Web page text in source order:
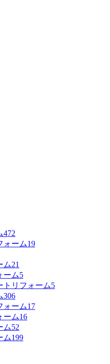
472
ォーム19
ム21
ーム5
トリフォーム5
306
ォーム17
ーム16
ム52
ム199